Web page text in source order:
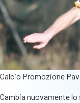
Calcio Promozione
Cambia nuovamente